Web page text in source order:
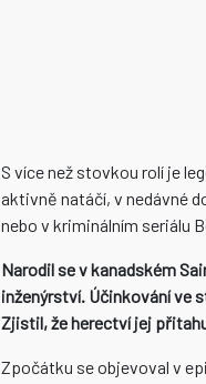
S více než stovkou rolí je
aktivně natáčí, v nedávné
nebo v kriminálním seriálu
Narodil se v kanadském
inženýrství. Účinkování ve
Zjistil, že herectví jej
Zpočátku se objevoval v